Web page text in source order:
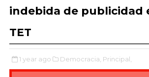
indebida de publicidad
TET
1 year ago Democracia, Principal,